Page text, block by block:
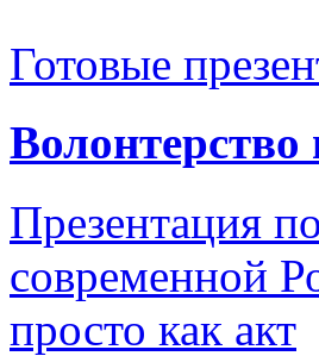
Готовые
Презентация
современной
просто как акт